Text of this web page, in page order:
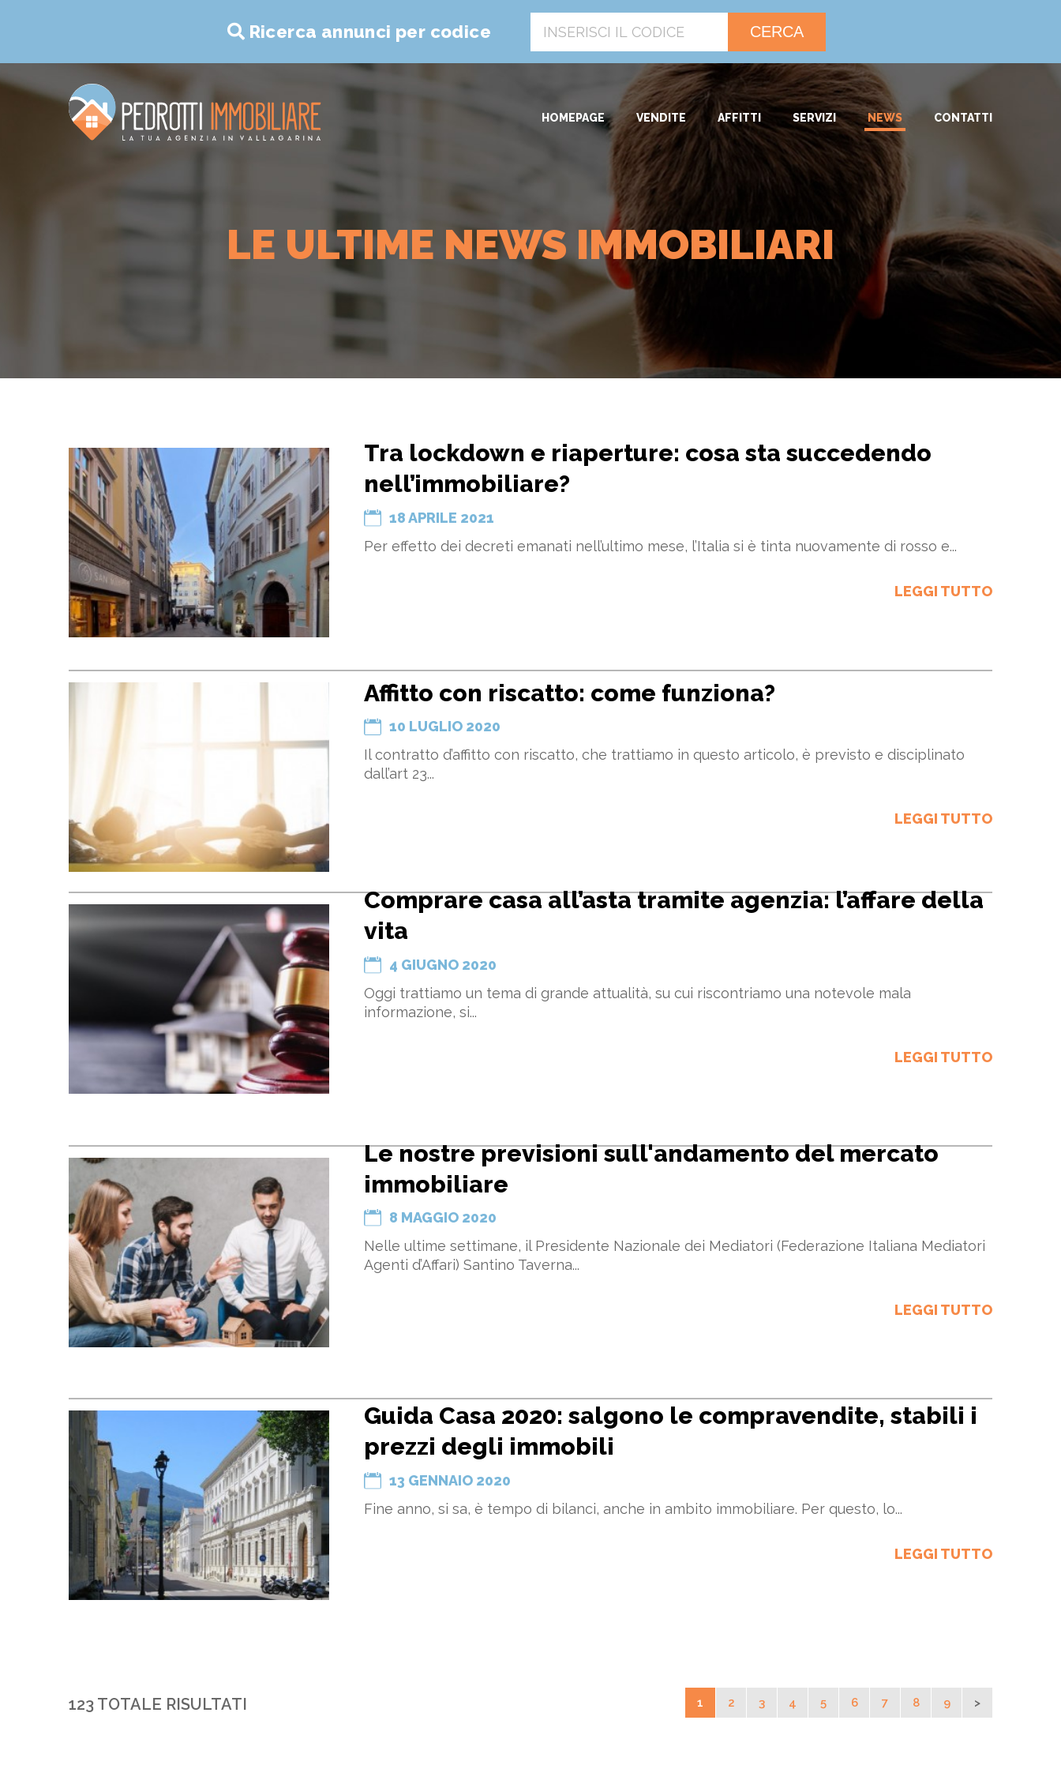
Ricerca annunci per codice CERCA
HOMEPAGE VENDITE AFFITTI SERVIZI NEWS CONTATTI
LE ULTIME NEWS IMMOBILIARI
Tra lockdown e riaperture: cosa sta succedendo
nell’immobiliare?
18 APRILE 2021
Per effetto dei decreti emanati nell’ultimo mese, l’Italia si è tinta nuovamente di rosso e...
LEGGI TUTTO
Affitto con riscatto: come funziona?
10 LUGLIO 2020
Il contratto d’affitto con riscatto, che trattiamo in questo articolo, è previsto e disciplinato
dall’art 23...
LEGGI TUTTO
Comprare casa all’asta tramite agenzia: l’affare della
vita
4 GIUGNO 2020
Oggi trattiamo un tema di grande attualità, su cui riscontriamo una notevole mala
informazione, si...
LEGGI TUTTO
Le nostre previsioni sull'andamento del mercato
immobiliare
8 MAGGIO 2020
Nelle ultime settimane, il Presidente Nazionale dei Mediatori (Federazione Italiana Mediatori
Agenti d’Affari) Santino Taverna...
LEGGI TUTTO
Guida Casa 2020: salgono le compravendite, stabili i
prezzi degli immobili
13 GENNAIO 2020
Fine anno, si sa, è tempo di bilanci, anche in ambito immobiliare. Per questo, lo...
LEGGI TUTTO
123 TOTALE RISULTATI 1 2 3 4 5 6 7 8 9